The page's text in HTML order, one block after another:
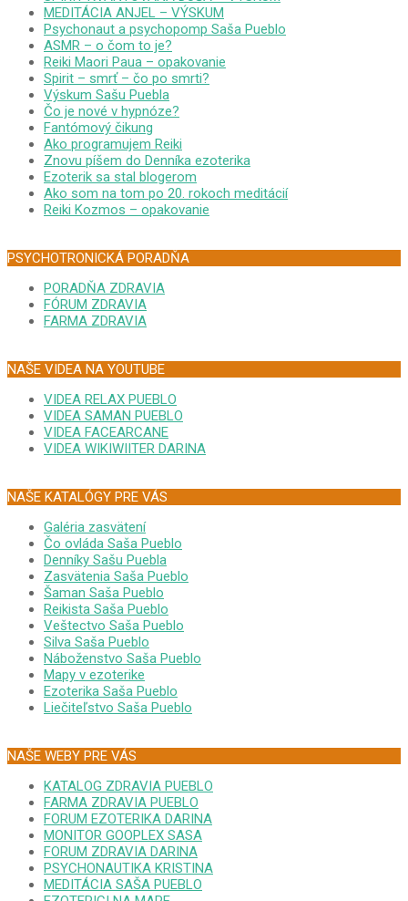
MEDITÁCIA ANJEL – VÝSKUM
Psychonaut a psychopomp Saša Pueblo
ASMR – o čom to je?
Reiki Maori Paua – opakovanie
Spirit – smrť – čo po smrti?
Výskum Sašu Puebla
Čo je nové v hypnóze?
Fantómový čikung
Ako programujem Reiki
Znovu píšem do Denníka ezoterika
Ezoterik sa stal blogerom
Ako som na tom po 20. rokoch meditácií
Reiki Kozmos – opakovanie
PSYCHOTRONICKÁ PORADŇA
PORADŇA ZDRAVIA
FÓRUM ZDRAVIA
FARMA ZDRAVIA
NAŠE VIDEA NA YOUTUBE
VIDEA RELAX PUEBLO
VIDEA SAMAN PUEBLO
VIDEA FACEARCANE
VIDEA WIKIWIITER DARINA
NAŠE KATALÓGY PRE VÁS
Galéria zasvätení
Čo ovláda Saša Pueblo
Denníky Sašu Puebla
Zasvätenia Saša Pueblo
Šaman Saša Pueblo
Reikista Saša Pueblo
Veštectvo Saša Pueblo
Silva Saša Pueblo
Náboženstvo Saša Pueblo
Mapy v ezoterike
Ezoterika Saša Pueblo
Liečiteľstvo Saša Pueblo
NAŠE WEBY PRE VÁS
KATALOG ZDRAVIA PUEBLO
FARMA ZDRAVIA PUEBLO
FORUM EZOTERIKA DARINA
MONITOR GOOPLEX SASA
FORUM ZDRAVIA DARINA
PSYCHONAUTIKA KRISTINA
MEDITÁCIA SAŠA PUEBLO